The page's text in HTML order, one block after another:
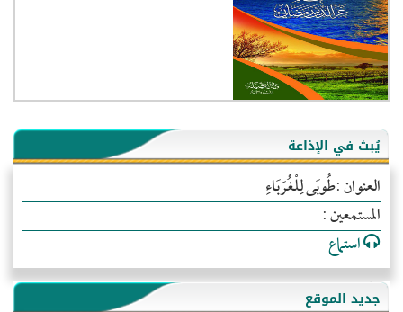
يُبث في الإذاعة
العنوان :طُوبَى لِلْغُرَبَاءِ
المستمعين :
استماع
جديد الموقع